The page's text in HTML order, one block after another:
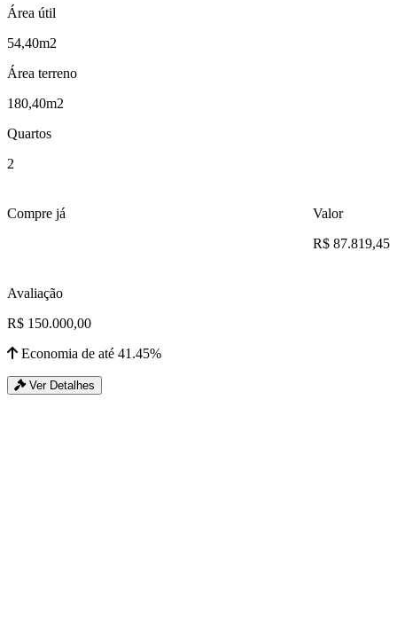
Área útil
54,40m2
Área terreno
180,40m2
Quartos
2
Compre já
Valor
R$ 87.819,45
Avaliação
R$ 150.000,00
Economia de até 41.45%
Ver Detalhes